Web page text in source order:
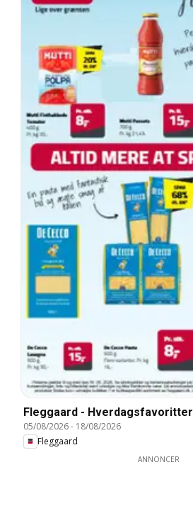
Fleggaard - Hverdagsfavoritter
05/08/2026- 18/08/2026
Fleggaard
ANNONCER